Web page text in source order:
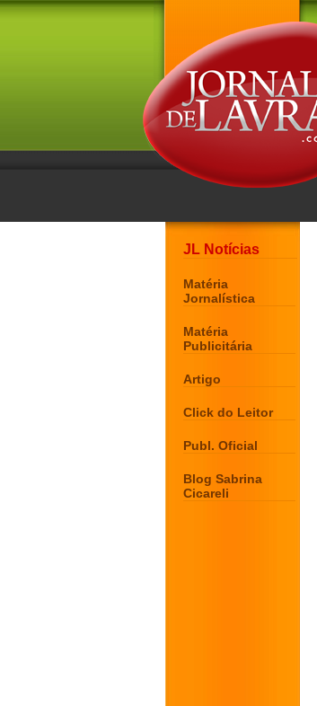
JL Notícias
Matéria
Jornalística
Matéria
Publicitária
Artigo
Click do Leitor
Publ. Oficial
Blog Sabrina
Cicareli